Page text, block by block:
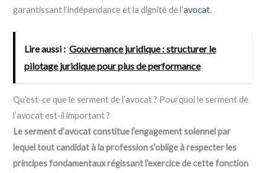
garantissant l’indépendance et la dignité de l’avocat.
Lire aussi : Gouvernance juridique : structurer le
pilotage juridique pour plus de performance
Qu’est-ce que le serment de l’avocat ? Pourquoi le serment de
l’avocat est-il important ?
Le serment d’avocat constitue l’engagement solennel par
lequel tout candidat à la profession s’oblige à respecter les
principes fondamentaux régissant l’exercice de cette fonction